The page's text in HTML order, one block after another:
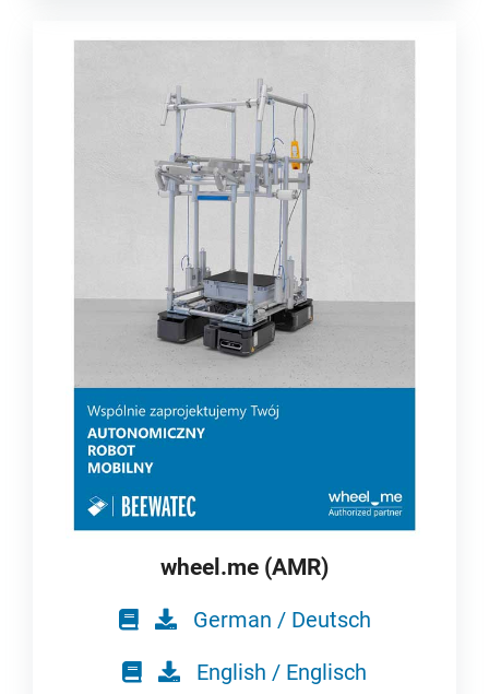
wheel.me (AMR)
German / Deutsch
English / Englisch